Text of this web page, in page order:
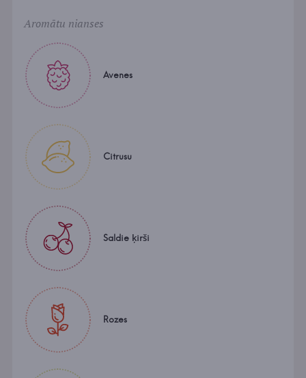
Aromātu nianses
Avenes
Citrusu
Saldie ķirši
Rozes